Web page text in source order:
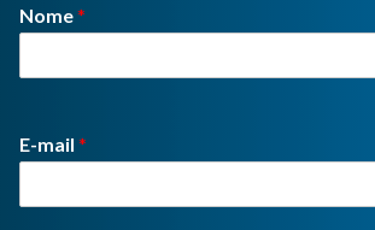
Nome*
E-mail *